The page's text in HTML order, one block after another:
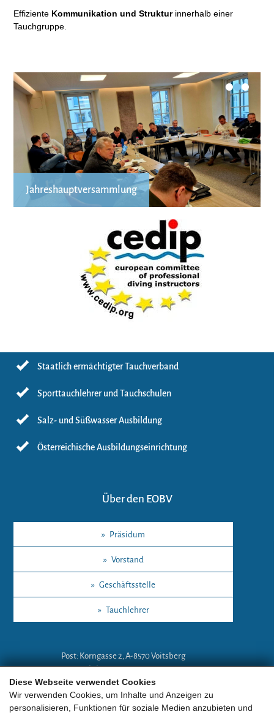
Diese Webseite verwendet Cookies
Wir verwenden Cookies, um Inhalte und Anzeigen zu
personalisieren, Funktionen für soziale Medien anzubieten und
Effiziente Kommunikation und Strukturinnerhalb einer
Tauchgruppe.
•
•
•
Jahreshauptversammlung
Staatlich ermächtigter Tauchverband
Sporttauchlehrer und Tauchschulen
Salz- und Süßwasser Ausbildung
Österreichische Ausbildungseinrichtung
Über den EOBV
» Präsidum
» Vorstand
» Geschäftsstelle
» Tauchlehrer
Post: Korngasse 2, A-8570 Voitsberg
Mobil: +43 (0)664 18 67 394
E-Mail: lg-a@eobv.eu